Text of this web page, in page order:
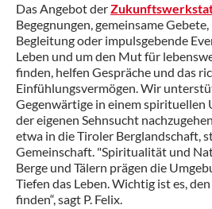
Das Angebot der
Begegnungen, gemeinsame
Begleitung oder impulsgebende
Leben und um den Mut für
finden, helfen Gespräche und das
Einfühlungsvermögen. Wir
Gegenwärtige in einem spirituellen
der eigenen Sehnsucht
etwa in die Tiroler Berglandschaft,
Gemeinschaft. "Spiritualität und
Berge und Tälern prägen die
Tiefen das Leben. Wichtig ist es,
finden“, sagt P. Felix.